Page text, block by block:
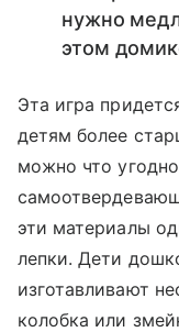
нужно
этом
Эта игра
детям более
можно что
эти материалы
лепки. Дети
изготавливают
колобка или